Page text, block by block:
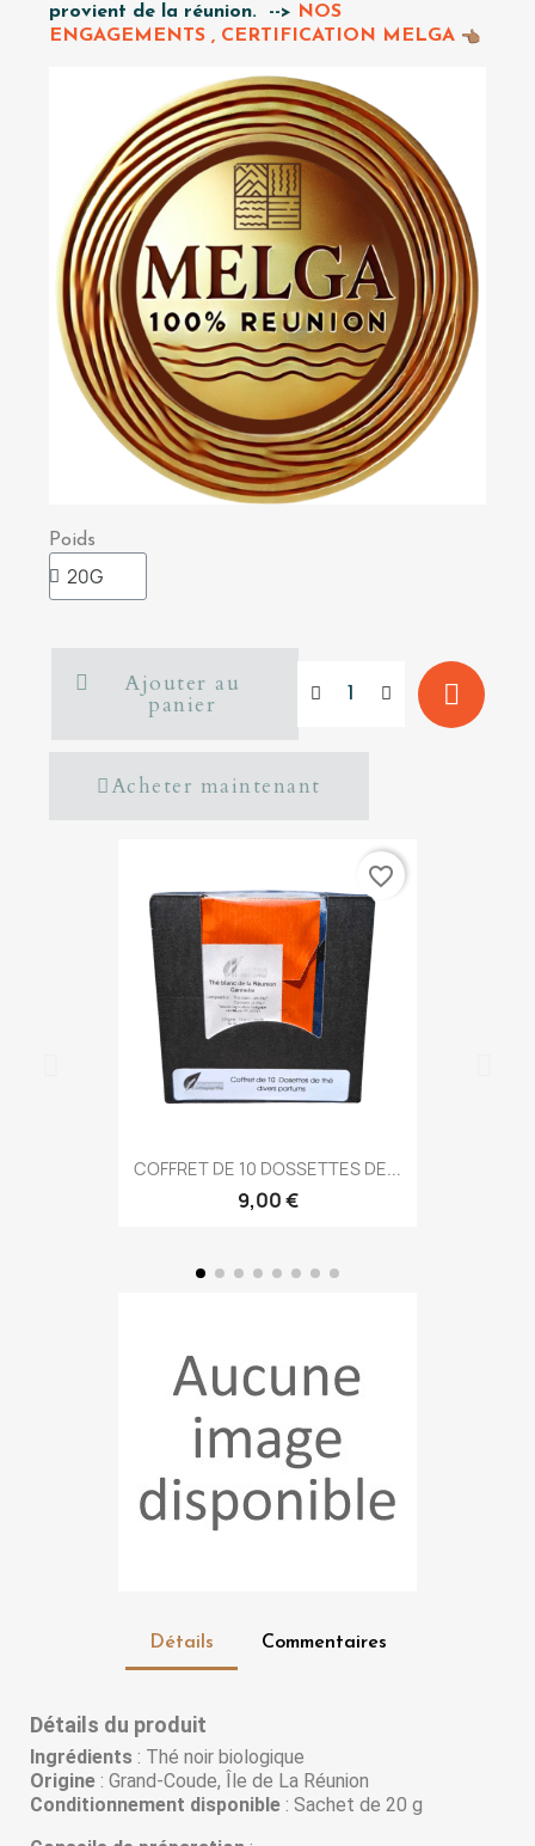
provient de la réunion.
--> NOS
ENGAGEMENTS , CERTIFICATION MELGA
Poids
Ajouter au
panier
Acheter maintenant
COFFRET DE 10 DOSSETTES DE...
9,00 €
favorite_border
Détails Commentaires
Détails du produit
Ingrédients : Thé noir biologique
Origine : Grand-Coude, Île de La Réunion
Conditionnement disponible : Sachet de 20 g